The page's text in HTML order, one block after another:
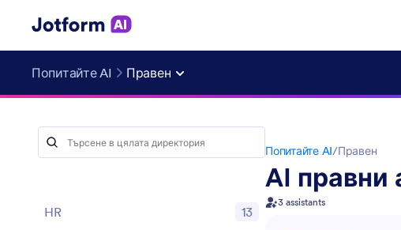
Попитайте AI Правен
HR 13
Попитайте AI/Правен
AI правни
3 assistants